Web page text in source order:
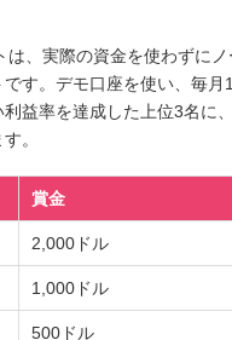
は、実際の資金を使わずに
す。デモ口座を使い、毎月
益率を達成した上位3名に
。
賞金
2,000ドル
1,000ドル
500ドル